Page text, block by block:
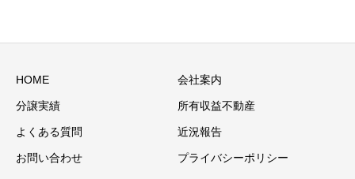
HOME 会社案内
分譲実績 所有収益不動産
よくある質問 近況報告
お問い合わせ プライバシーポリシー